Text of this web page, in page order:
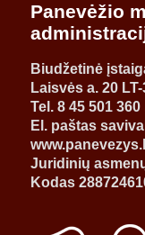
Panevėžio
Biudžetinė
Laisvės a. 20
Tel. 8 45 501
El. paštas
Juridinių
Kodas